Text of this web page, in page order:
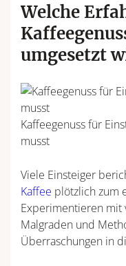
Welche
umgesetzt
Kaffeegenuss für
musst
Viele Einsteiger
Kaffee plötzlich zum
Experimentieren mit
Malgraden und
Überraschungen in